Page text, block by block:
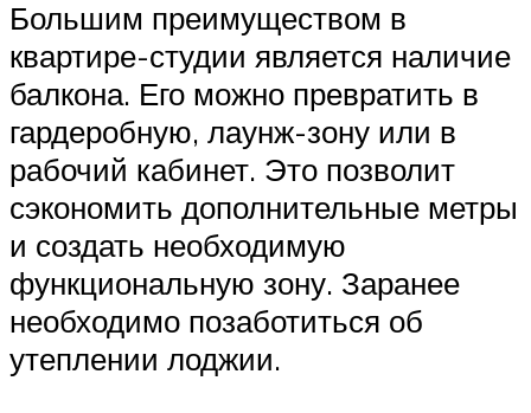
Большим преимуществом в
квартире-студии является наличие
балкона. Его можно превратить в
гардеробную, лаунж-зону или в
рабочий кабинет. Это позволит
сэкономить дополнительные метры
и создать необходимую
функциональную зону. Заранее
необходимо позаботиться об
утеплении лоджии.